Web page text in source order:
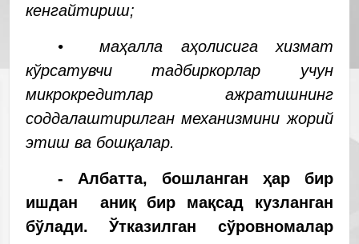
кенгайтириш;
• маҳалла аҳолисига хизмат
кўрсатувчи тадбиркорлар учун
микрокредитлар ажратишнинг
соддалаштирилган механизмини жорий
этиш ва бошқалар.
- Албатта, бошланган ҳар бир
ишдан аниқ бир мақсад кузланган
бўлади. Ўтказилган сўровномалар